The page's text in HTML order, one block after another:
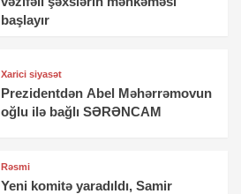
başlayır
Xarici siyasət
Prezidentdən Abel Məhərrəmovun
oğlu ilə bağlı SƏRƏNCAM
Rəsmi
Yeni komitə yaradıldı, Samir